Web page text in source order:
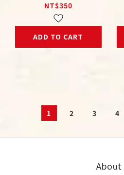
式晤談實務工作手冊
NT$350
ADD TO CART
1 2 3 4
About